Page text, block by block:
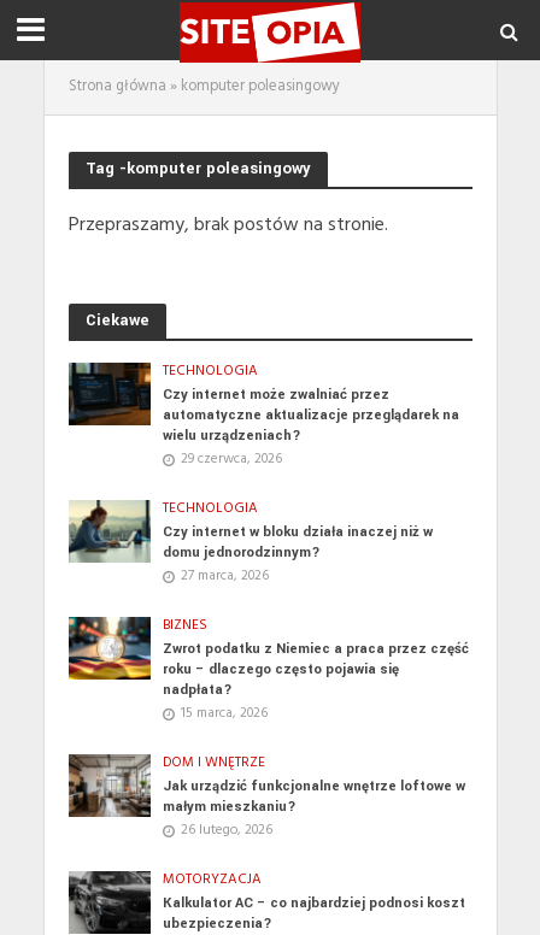
Strona główna » komputer poleasingowy
Tag -komputer poleasingowy
Przepraszamy, brak postów na stronie.
Ciekawe
TECHNOLOGIA
Czy internet może zwalniać przez
automatyczne aktualizacje przeglądarek na
wielu urządzeniach?
29 czerwca, 2026
TECHNOLOGIA
Czy internet w bloku działa inaczej niż w
domu jednorodzinnym?
27 marca, 2026
BIZNES
Zwrot podatku z Niemiec a praca przez część
roku – dlaczego często pojawia się
nadpłata?
15 marca, 2026
DOM I WNĘTRZE
Jak urządzić funkcjonalne wnętrze loftowe w
małym mieszkaniu?
26 lutego, 2026
MOTORYZACJA
Kalkulator AC – co najbardziej podnosi koszt
ubezpieczenia?